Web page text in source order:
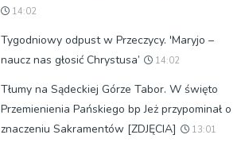
14:02
Tygodniowy odpust w Przeczycy. 'Maryjo –
naucz nas głosić Chrystusa’
14:02
Tłumy na Sądeckiej Górze Tabor. W święto
Przemienienia Pańskiego bp Jeż przypominał o
znaczeniu Sakramentów [ZDJĘCIA]
13:01